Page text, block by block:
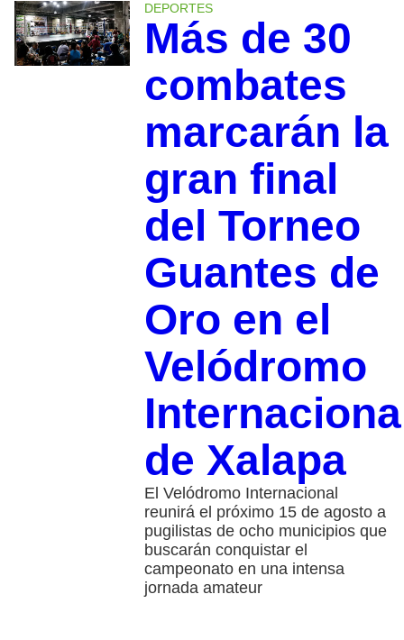
DEPORTES
Más de 30
combates
marcarán la
gran final
del Torneo
Guantes de
Oro en el
Velódromo
de Xalapa
El Velódromo Internacional
reunirá el próximo 15 de agosto a
pugilistas de ocho municipios que
buscarán conquistar el
campeonato en una intensa
jornada amateur